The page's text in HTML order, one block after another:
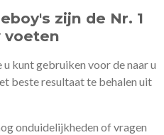
zijn de Nr. 1
voeten
kunt gebruiken voor de naar u
beste resultaat te behalen uit
onduidelijkheden of vragen